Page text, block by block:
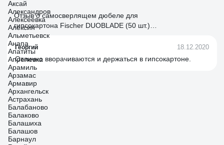
Отзыв о самосверлящем дюбеле для
гипсокартона Fischer DUOBLADE (50 шт.)
545675
Георгий 18.12.2020
Отлично вворачиваются и держаться в гипсокартоне.
Аксай
Александров
Алексеевка
Алексин
Альметьевск
Анапа
Апатиты
Апрелевка
Арамиль
Арзамас
Армавир
Архангельск
Астрахань
Балабаново
Балаково
Балашиха
Балашов
Барнаул